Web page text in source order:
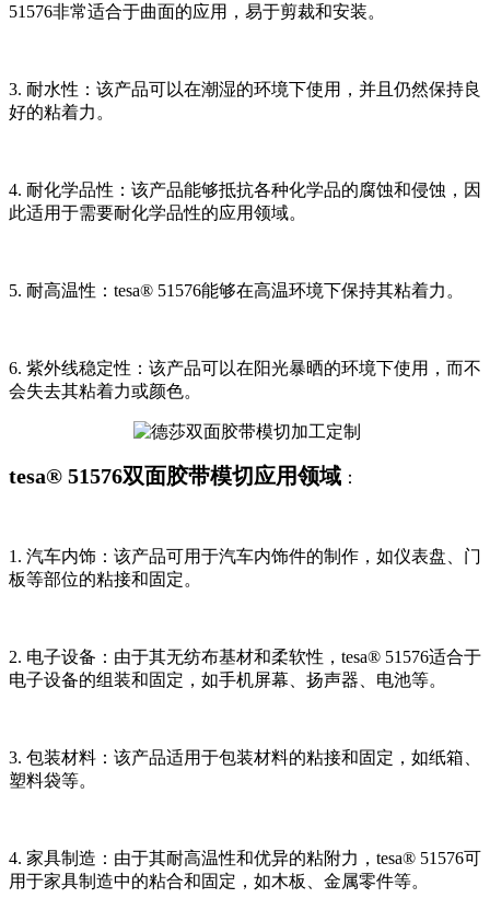
51576非常适合于曲面的应用，易于剪裁和安装。
3. 耐水性：该产品可以在潮湿的环境下使用，并且仍然保持良
好的粘着力。
4. 耐化学品性：该产品能够抵抗各种化学品的腐蚀和侵蚀，因
此适用于需要耐化学品性的应用领域。
5. 耐高温性：tesa® 51576能够在高温环境下保持其粘着力。
6. 紫外线稳定性：该产品可以在阳光暴晒的环境下使用，而不
会失去其粘着力或颜色。
tesa® 51576双面胶带模切应用领域 ：
1. 汽车内饰：该产品可用于汽车内饰件的制作，如仪表盘、门
板等部位的粘接和固定。
2. 电子设备：由于其无纺布基材和柔软性，tesa® 51576适合于
电子设备的组装和固定，如手机屏幕、扬声器、电池等。
3. 包装材料：该产品适用于包装材料的粘接和固定，如纸箱、
塑料袋等。
4. 家具制造：由于其耐高温性和优异的粘附力，tesa® 51576可
用于家具制造中的粘合和固定，如木板、金属零件等。